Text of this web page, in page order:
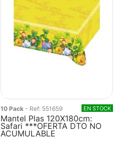
10 Pack - Ref: 551659 EN STOCK
Mantel Plas 120X180cm:
Safari ***OFERTA DTO NO
ACUMULABLE